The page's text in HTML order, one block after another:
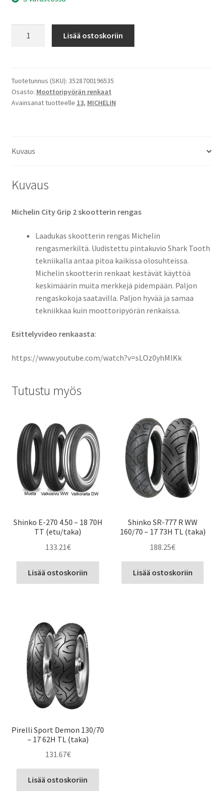
Rf.
(M+S)
130/70
TL
määrä
Lisää ostoskoriin
Tuotetunnus (SKU): 3528700196535
Osasto: Moottoripyörän renkaat
Avainsanat tuotteelle 13, MICHELIN
Kuvaus
Kuvaus
Michelin City Grip 2 skootterin rengas
Laadukas skootterin rengas Michelin
rengasmerkiltä. Uudistettu pintakuvio Shark Tooth 
tekniikalla antaa pitoa kaikissa olosuhteissa.
Michelin skootterin renkaat kestävät käyttöä
keskimäärin muita merkkejä pidempään. Paljon
rengaskokoja saatavilla. Paljon hyvää ja samaa
tekniikkaa kuin moottoripyörän renkaissa.
Esittelyvideo renkaasta:
https://www.youtube.com/watch?v=sLOz0yhMlKk
Tutustu myös
Shinko E-270 4.50 – 18 70H
TT (etu/taka)
133.21€
Lisää ostoskoriin
Shinko SR-777 R WW
160/70 – 17 73H TL (taka)
188.25€
Lisää ostoskoriin
Pirelli Sport Demon 130/70
– 17 62H TL (taka)
131.67€
Lisää ostoskoriin